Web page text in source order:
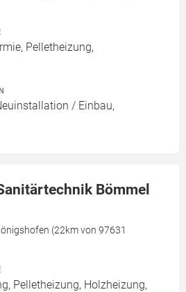
Pelletheizung,
/ Einbau,
Bömmel
(22km von 97631
Pelletheizung, Holzheizung,